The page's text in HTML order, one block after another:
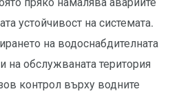
устойчивост на системата.
на водоснабдителната
на обслужваната територия
контрол върху водните